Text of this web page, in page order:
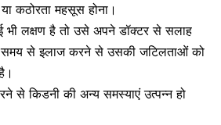
या कठोरता महसूस होना।
भी लक्षण है तो उसे अपने डॉक्टर से सलाह
समय से इलाज करने से उसकी जटिलताओं को
से किडनी की अन्य समस्याएंउत्पन्न हो